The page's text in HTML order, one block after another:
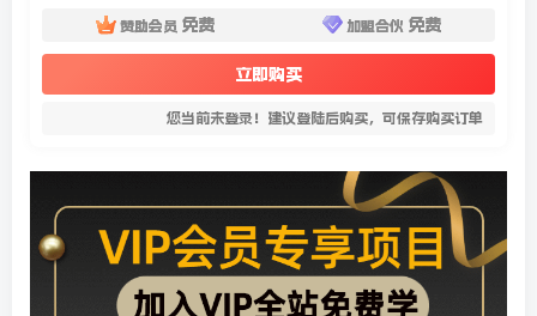
赞助会员 免费 加盟合伙 免费
立即购买
您当前未登录！建议登陆后购买，可保存购买订单